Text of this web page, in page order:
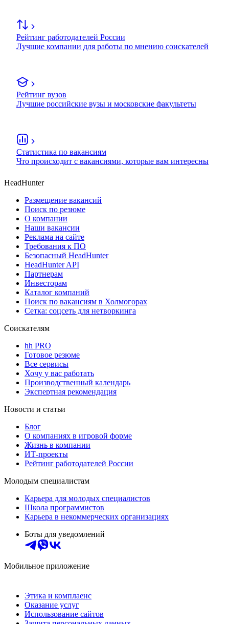
Рейтинг работодателей России
Лучшие компании для работы по мнению соискателей
Рейтинг вузов
Лучшие российские вузы и московские факультеты
Статистика по вакансиям
Что происходит с вакансиями, которые вам интересны
HeadHunter
Размещение вакансий
Поиск по резюме
О компании
Наши вакансии
Реклама на сайте
Требования к ПО
Безопасный HeadHunter
HeadHunter API
Партнерам
Инвесторам
Каталог компаний
Поиск по вакансиям в Холмогорах
Сетка: соцсеть для нетворкинга
Соискателям
hh PRO
Готовое резюме
Все сервисы
Хочу у вас работать
Производственный календарь
Экспертная рекомендация
Новости и статьи
Блог
О компаниях в игровой форме
Жизнь в компании
ИТ-проекты
Рейтинг работодателей России
Молодым специалистам
Карьера для молодых специалистов
Школа программистов
Карьера в некоммерческих организациях
Боты для уведомлений
Мобильное приложение
Этика и комплаенс
Оказание услуг
Использование сайтов